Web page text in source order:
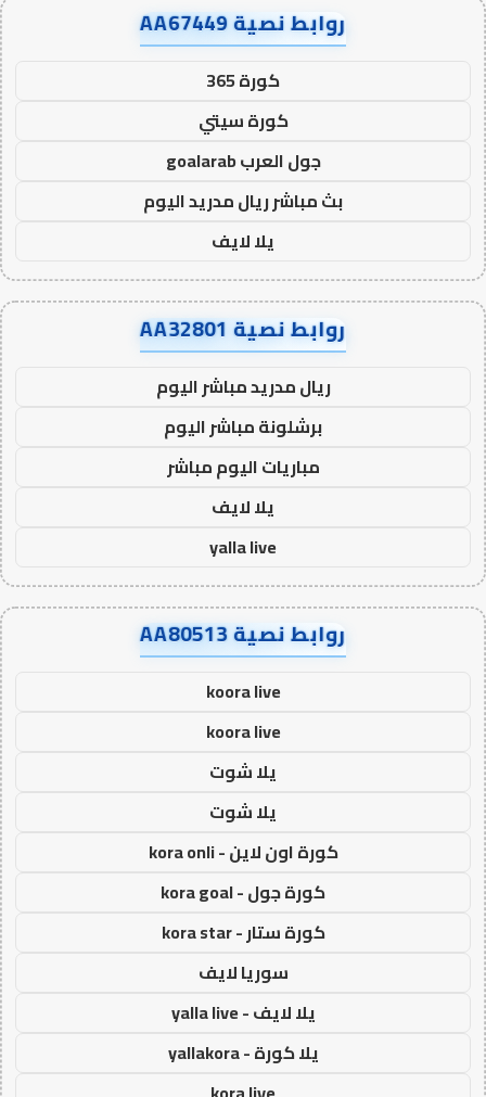
روابط نصية AA67449
كورة 365
كورة سيتي
جول العرب goalarab
بث مباشر ريال مدريد اليوم
يلا لايف
روابط نصية AA32801
ريال مدريد مباشر اليوم
برشلونة مباشر اليوم
مباريات اليوم مباشر
يلا لايف
yalla live
روابط نصية AA80513
koora live
koora live
يلا شوت
يلا شوت
كورة اون لاين - kora onli
كورة جول - kora goal
كورة ستار - kora star
سوريا لايف
يلا لايف - yalla live
يلا كورة - yallakora